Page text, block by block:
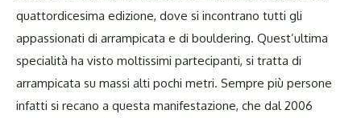
quattordicesima edizione, dove si incontrano tutti gli
appassionati di arrampicata e di bouldering. Quest’ultima
specialità ha visto moltissimi partecipanti, si tratta di
arrampicata su massi alti pochi metri. Sempre più persone
infatti si recano a questa manifestazione, che dal 2006